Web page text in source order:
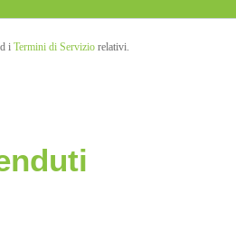
iTermini di Servizio relativi.